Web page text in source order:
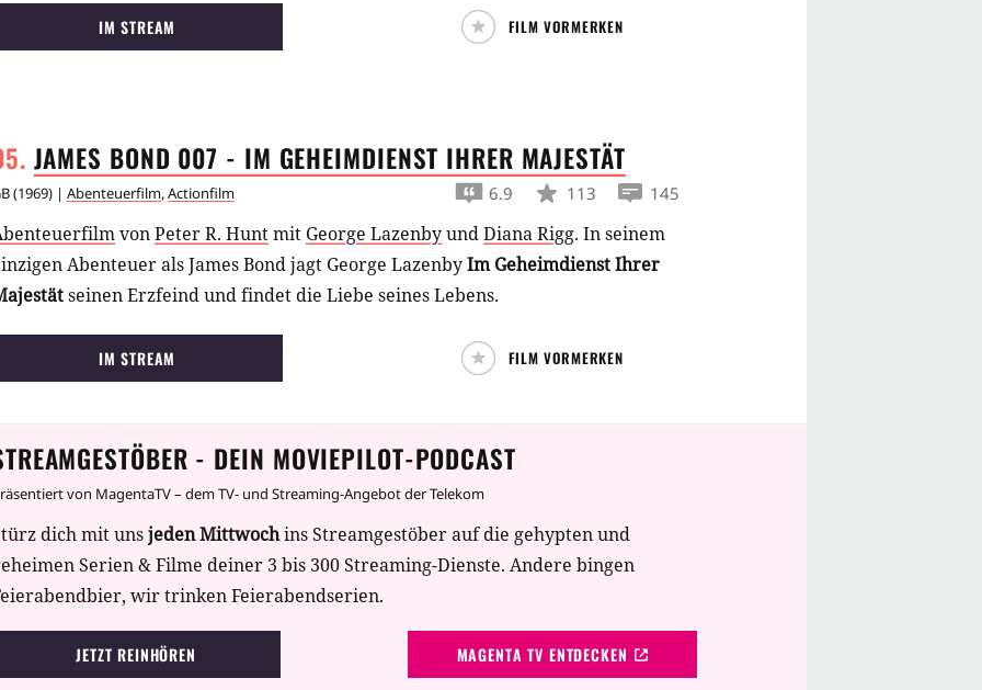
IM STREAM FILM VORMERKEN
JAMES BOND 007 - IM GEHEIMDIENST IHRER MAJESTÄT
(1969) | Abenteuerfilm,Actionfilm 6.9 113 145
vonPeter R. Huntmit George LazenbyundDiana Rigg. In seinem
Abenteuer als James Bond jagt George LazenbyIm Geheimdienst Ihrer
seinen Erzfeind und findet die Liebe seines Lebens.
IM STREAM FILM VORMERKEN
- DEIN MOVIEPILOT-PODCAST
von MagentaTV – dem TV- und Streaming-Angebot der Telekom
dich mit unsjeden Mittwochins Streamgestöber auf die gehypten und
Serien & Filme deiner 3 bis 300 Streaming-Dienste. Andere bingen
wir trinken Feierabendserien.
JETZT REINHÖREN MAGENTA TV ENTDECKEN